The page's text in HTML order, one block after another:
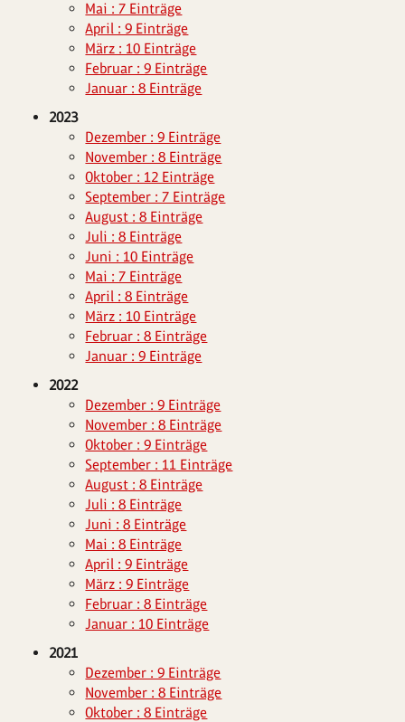
Mai : 7 Einträge
April : 9 Einträge
März : 10 Einträge
Februar : 9 Einträge
Januar : 8 Einträge
2023
Dezember : 9 Einträge
November : 8 Einträge
Oktober : 12 Einträge
September : 7 Einträge
August : 8 Einträge
Juli : 8 Einträge
Juni : 10 Einträge
Mai : 7 Einträge
April : 8 Einträge
März : 10 Einträge
Februar : 8 Einträge
Januar : 9 Einträge
2022
Dezember : 9 Einträge
November : 8 Einträge
Oktober : 9 Einträge
September : 11 Einträge
August : 8 Einträge
Juli : 8 Einträge
Juni : 8 Einträge
Mai : 8 Einträge
April : 9 Einträge
März : 9 Einträge
Februar : 8 Einträge
Januar : 10 Einträge
2021
Dezember : 9 Einträge
November : 8 Einträge
Oktober : 8 Einträge